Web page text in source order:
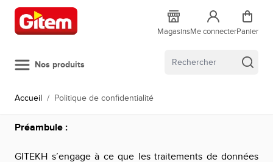
Allez au contenu
MagasinsMe connecterPanier
Nos produits
Accueil / Politique de confidentialité
Préambule :
GITEKH s’engage à ce que les traitements de données